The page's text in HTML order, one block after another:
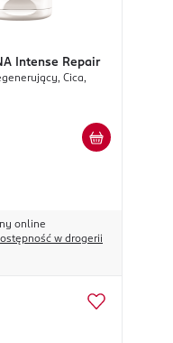
Intense Repair
Cica,
online
w drogerii